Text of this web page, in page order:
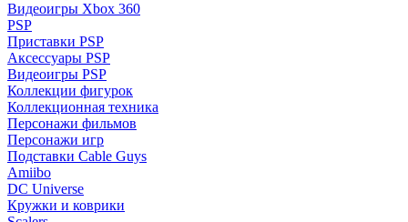
Видеоигры Xbox 360
PSP
Приставки PSP
Аксессуары PSP
Видеоигры PSP
Коллекции фигурок
Коллекционная техника
Персонажи фильмов
Персонажи игр
Подставки Cable Guys
Amiibo
DC Universe
Кружки и коврики